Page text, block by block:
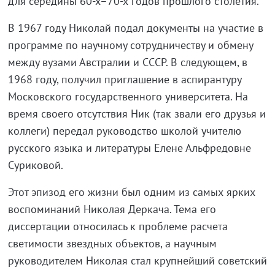
В 1967 году Николай подал документы на участие в
программе по научному сотрудничеству и обмену
между вузами Австралии и СССР. В следующем, в
1968 году, получил приглашение в аспирантуру
Московского государственного университета. На
время своего отсутствия Ник (так звали его друзья и
коллеги) передал руководство школой учителю
русского языка и литературы Елене Альфредовне
Суриковой.
Этот эпизод его жизни был одним из самых ярких
воспоминаний Николая Деркача. Тема его
диссертации относилась к проблеме расчета
светимости звездных объектов, а научным
руководителем Николая стал крупнейший советский